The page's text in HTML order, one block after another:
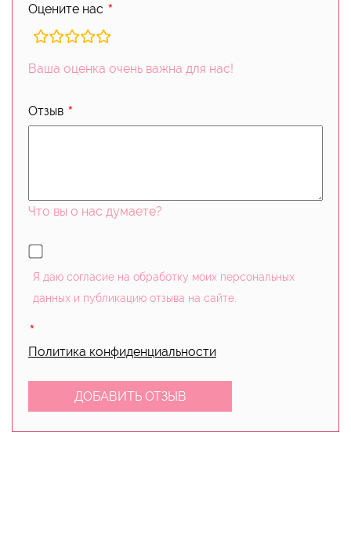
Оцените нас
rating
fields
Ваша оценка очень важна для нас!
Отзыв
Что вы о нас думаете?
Я даю согласие на обработку моих персональных
данных и публикацию отзыва на сайте.
Политика конфиденциальности